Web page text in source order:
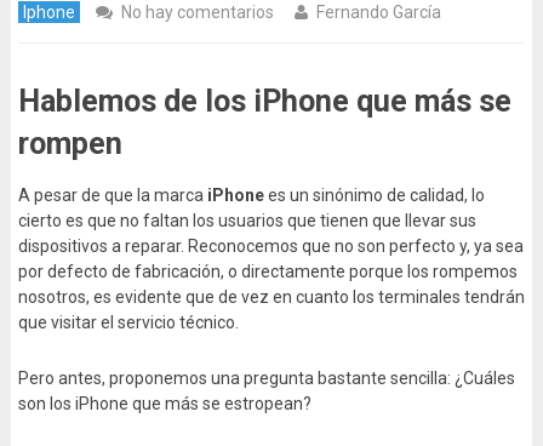
Iphone No hay comentarios Fernando García
Hablemos de los iPhone que más se
rompen
A pesar de que la marca iPhonees un sinónimo de calidad, lo
cierto es que no faltan los usuarios que tienen que llevar sus
dispositivos a reparar. Reconocemos que no son perfecto y, ya sea
por defecto de fabricación, o directamente porque los rompemos
nosotros, es evidente que de vez en cuanto los terminales tendrán
que visitar el servicio técnico.
Pero antes, proponemos una pregunta bastante sencilla: ¿Cuáles
son los iPhone que más se estropean?